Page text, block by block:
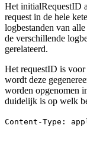
Het initialRequestID
request in de hele
logbestanden van
de verschillende
gerelateerd.
Het requestID is voor
wordt deze
worden opgenomen
duidelijk is op welk
Content-Type: